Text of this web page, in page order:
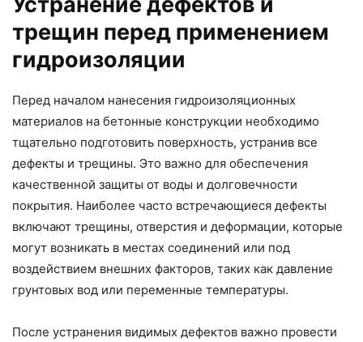
трещин перед применением
гидроизоляции
Перед началом нанесения гидроизоляционных
материалов на бетонные конструкции необходимо
тщательно подготовить поверхность, устранив все
дефекты и трещины. Это важно для обеспечения
качественной защиты от воды и долговечности
покрытия. Наиболее часто встречающиеся дефекты
включают трещины, отверстия и деформации, которые
могут возникать в местах соединений или под
воздействием внешних факторов, таких как давление
грунтовых вод или переменные температуры.
После устранения видимых дефектов важно провести